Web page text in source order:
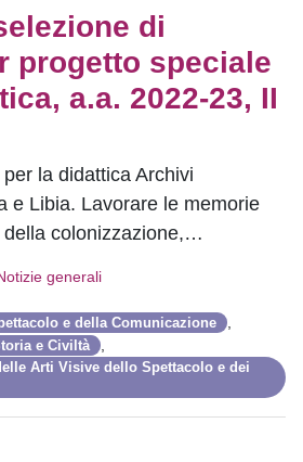
di
progetto speciale
a.a. 2022-23, II
la didattica Archivi
e Libia. Lavorare le memorie
della colonizzazione,…
generali
e della Comunicazione
e Civiltà
Arti Visive dello Spettacolo e dei